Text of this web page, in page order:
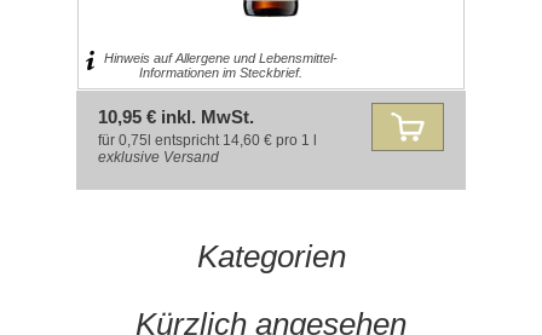
Hinweis auf Allergene und Lebensmittel-
Informationen im Steckbrief.
10,95 € inkl. MwSt.
für 0,75l entspricht 14,60 € pro 1 l
exklusive Versand
Kategorien
Kürzlich angesehen